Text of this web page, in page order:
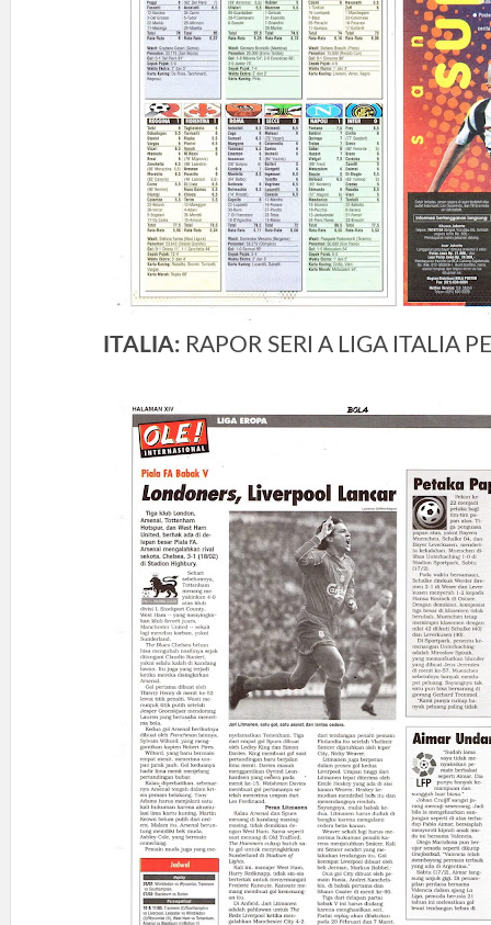
ITALIA: RAPOR SERI A LIGA ITALIA